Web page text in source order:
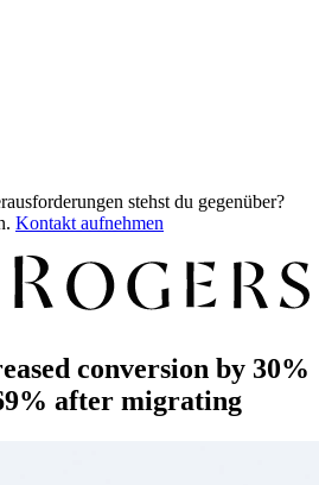
stehst du gegenüber?
Kontakt aufnehmen
conversion by 30%
after migrating